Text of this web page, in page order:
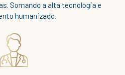
Somando a alta tecnologia e
humanizado.